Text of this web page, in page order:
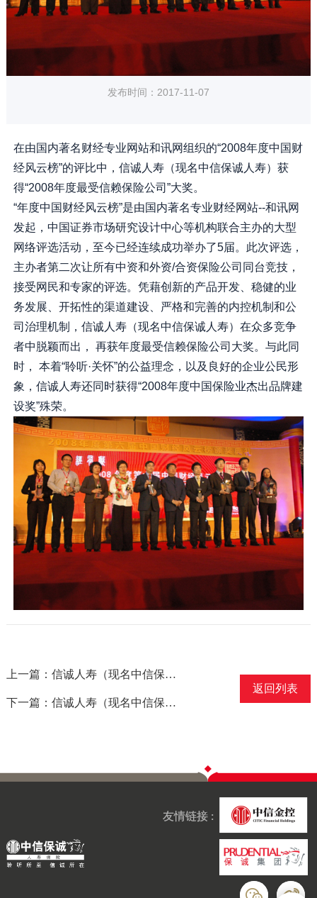
发布时间：2017-11-07
在由国内著名财经专业网站和讯网组织的“2008年度中国财
经风云榜”的评比中，信诚人寿（现名中信保诚人寿）获
得“2008年度最受信赖保险公司”大奖。
“年度中国财经风云榜”是由国内著名专业财经网站--和讯网
发起，中国证券市场研究设计中心等机构联合主办的大型
网络评选活动，至今已经连续成功举办了5届。此次评选，
主办者第二次让所有中资和外资/合资保险公司同台竞技，
接受网民和专家的评选。凭藉创新的产品开发、稳健的业
务发展、开拓性的渠道建设、严格和完善的内控机制和公
司治理机制，信诚人寿（现名中信保诚人寿）在众多竞争
者中脱颖而出， 再获年度最受信赖保险公司大奖。与此同
时， 本着“聆听·关怀”的公益理念，以及良好的企业公民形
象，信诚人寿还同时获得“2008年度中国保险业杰出品牌建
设奖”殊荣。
上一篇：信诚人寿（现名中信保诚人寿）获得广东省金融办颁发的金融创新奖三等奖
下一篇：信诚人寿（现名中信保诚人寿）“最佳合资或独资寿险品牌”奖
返回列表
友情链接 :